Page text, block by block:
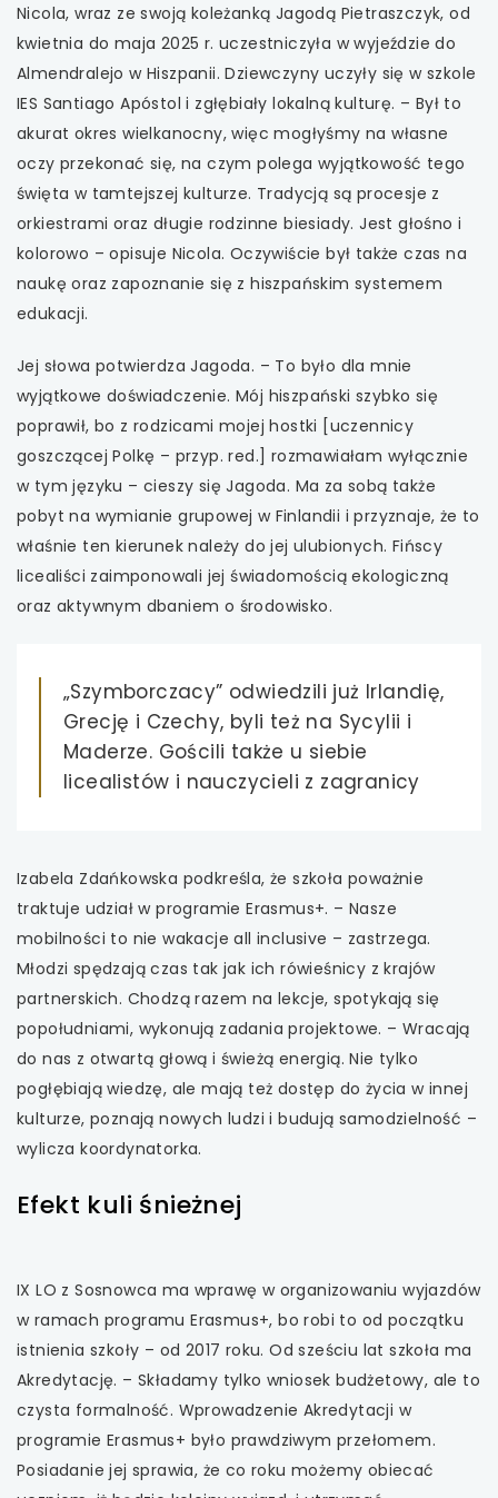
Nicola, wraz ze swoją koleżanką Jagodą Pietraszczyk, od
kwietnia do maja 2025 r. uczestniczyła w wyjeździe do
Almendralejo w Hiszpanii. Dziewczyny uczyły się w szkole
IES Santiago Apóstol i zgłębiały lokalną kulturę. – Był to
akurat okres wielkanocny, więc mogłyśmy na własne
oczy przekonać się, na czym polega wyjątkowość tego
święta w tamtejszej kulturze. Tradycją są procesje z
orkiestrami oraz długie rodzinne biesiady. Jest głośno i
kolorowo – opisuje Nicola. Oczywiście był także czas na
naukę oraz zapoznanie się z hiszpańskim systemem
edukacji.
Jej słowa potwierdza Jagoda. – To było dla mnie
wyjątkowe doświadczenie. Mój hiszpański szybko się
poprawił, bo z rodzicami mojej hostki [uczennicy
goszczącej Polkę – przyp. red.] rozmawiałam wyłącznie
w tym języku – cieszy się Jagoda. Ma za sobą także
pobyt na wymianie grupowej w Finlandii i przyznaje, że to
właśnie ten kierunek należy do jej ulubionych. Fińscy
licealiści zaimponowali jej świadomością ekologiczną
oraz aktywnym dbaniem o środowisko.
„Szymborczacy” odwiedzili już Irlandię,
Grecję i Czechy, byli też na Sycylii i
Maderze. Gościli także u siebie
licealistów i nauczycieli z zagranicy
Izabela Zdańkowska podkreśla, że szkoła poważnie
traktuje udział w programie Erasmus+. – Nasze
mobilności to nie wakacje all inclusive – zastrzega.
Młodzi spędzają czas tak jak ich rówieśnicy z krajów
partnerskich. Chodzą razem na lekcje, spotykają się
popołudniami, wykonują zadania projektowe. – Wracają
do nas z otwartą głową i świeżą energią. Nie tylko
pogłębiają wiedzę, ale mają też dostęp do życia w innej
kulturze, poznają nowych ludzi i budują samodzielność –
wylicza koordynatorka.
Efekt kuli śnieżnej
IX LO z Sosnowca ma wprawę w organizowaniu wyjazdów
w ramach programu Erasmus+, bo robi to od początku
istnienia szkoły – od 2017 roku. Od sześciu lat szkoła ma
Akredytację. – Składamy tylko wniosek budżetowy, ale to
czysta formalność. Wprowadzenie Akredytacji w
programie Erasmus+ było prawdziwym przełomem.
Posiadanie jej sprawia, że co roku możemy obiecać